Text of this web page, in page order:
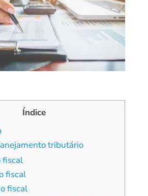
Índice
tributário
fiscal
fiscal
fiscal